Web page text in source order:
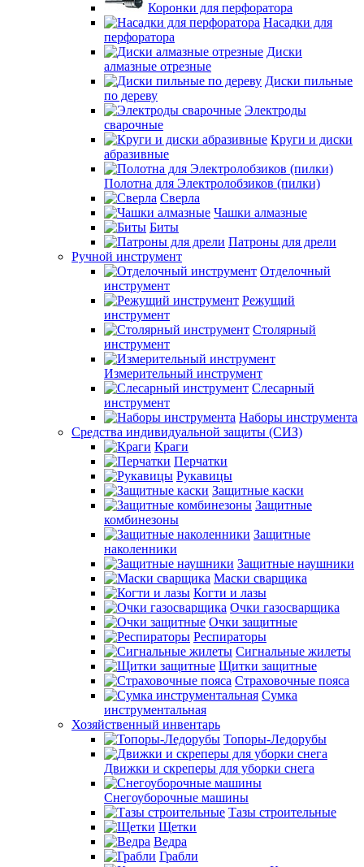
Коронки для перфоратора
Насадки для
перфоратора
Диски
алмазные отрезные
Диски пильные
по дереву
Электроды
сварочные
Круги и диски
абразивные
Полотна для Электролобзиков (пилки)
Сверла
Чашки алмазные
Биты
Патроны для дрели
Ручной инструмент
Отделочный
инструмент
Режущий
инструмент
Столярный
инструмент
Измерительный инструмент
Слесарный
инструмент
Наборы инструмента
Средства индивидуальной защиты (СИЗ)
Краги
Перчатки
Рукавицы
Защитные каски
Защитные
комбинезоны
Защитные
наколенники
Защитные наушники
Маски сварщика
Когти и лазы
Очки газосварщика
Очки защитные
Респираторы
Сигнальные жилеты
Щитки защитные
Страховочные пояса
Сумка
инструментальная
Хозяйственный инвентарь
Топоры-Ледорубы
Движки и скреперы для уборки снега
Снегоуборочные машины
Тазы строительные
Щетки
Ведра
Грабли